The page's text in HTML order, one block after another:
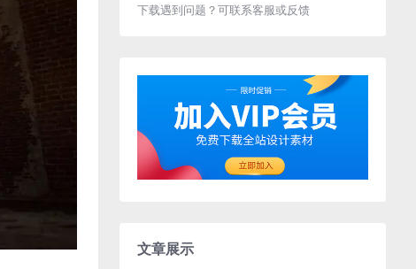
下载遇到问题？可联系客服或反馈
文章展示